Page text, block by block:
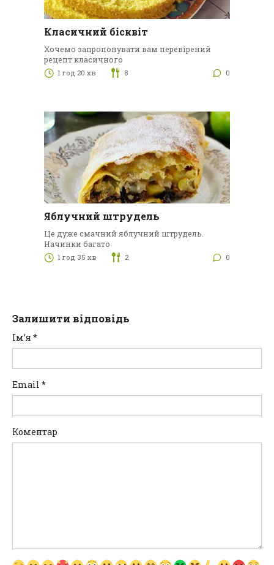
Класичний бісквіт
Хочемо запропонувати вам перевірений
рецепт класичного
1 год 20 хв 8 0
Яблучний штрудель
Це дуже смачний яблучний штрудель.
Начинки багато
1 год 35 хв 2 0
Залишити відповідь
Ім’я *
Email *
Коментар